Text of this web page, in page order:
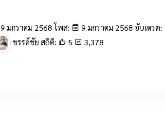
9 มกราคม 2568 โพส: 9 มกราคม 2568 อับเดรต:
ขรรค์ชัย สถิติ: 5 3,378